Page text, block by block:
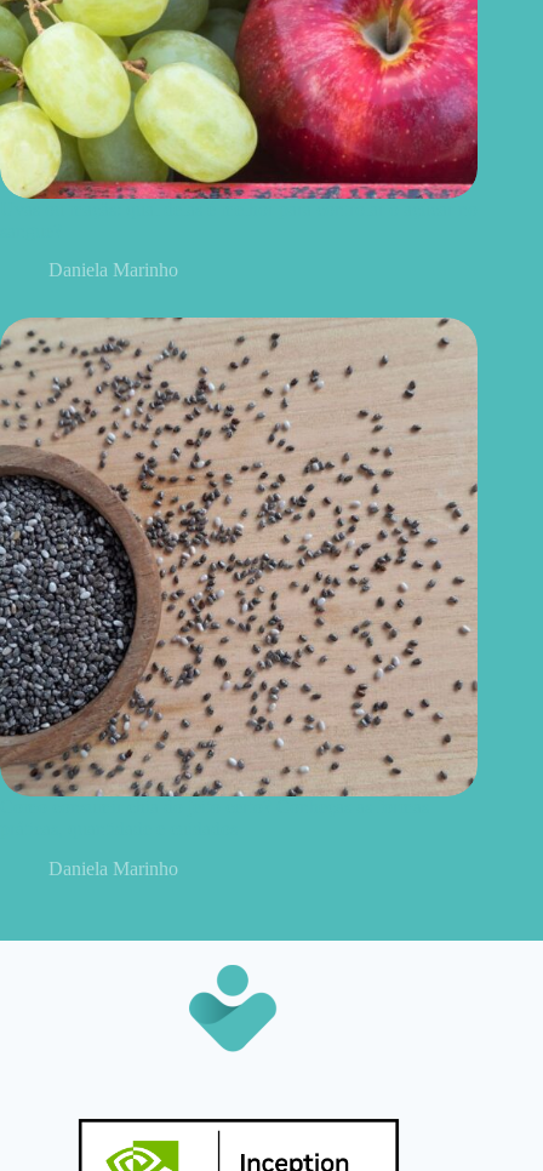
Daniela Marinho
Daniela Marinho